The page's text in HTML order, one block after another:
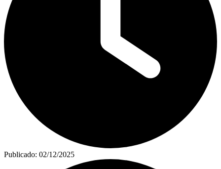
Publicado: 02/12/2025